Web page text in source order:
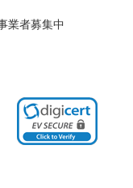
業者募集中